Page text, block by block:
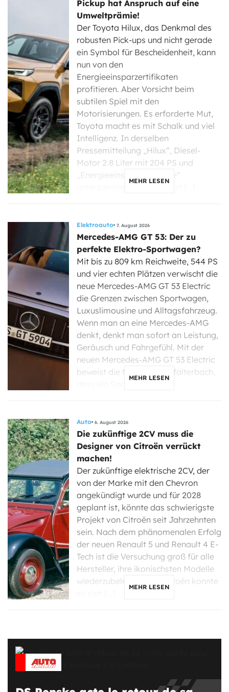
Pickup hat Anspruch auf eine
Umweltprämie!
Der Toyota Hilux, das Denkmal des
robusten Pick-ups und nicht gerade
ein Symbol für Bescheidenheit, kann
nun von den
Energieeinsparzertifikaten
profitieren. Aber Vorsicht beim
subtilen Spiel mit den
Motorisierungen. Es erforderte Mut,
Toyota macht es mit Schalk und viel
Intelligenz. In derselben
Pressemitteilung „Hilux“, Diesel-
Motor 2.8 Liter mit 204 PS und
„Energieeinsparzertifikate“
MEHR LESEN
Elektroauto 7. August 2026
Mercedes-AMG GT 53: Der zu
perfekte Elektro-Sportwagen?
Mit bis zu 809 km Reichweite, 544 PS
und vier echten Plätzen verwischt die
neue Mercedes-AMG GT 53 Electric
die Grenzen zwischen Sportwagen,
Luxuslimousine und Alltagsfahrzeug.
Wenn man an eine Mercedes-AMG
denkt, denkt man sofort an Leistung,
Geräusch und Fahrgefühl. Mit der
neuen Mercedes-AMG GT 53 Electric
beweist die Marke aus Affalterbach,
MEHR LESEN
Auto 6. August 2026
Die zukünftige 2CV muss die
Designer von Citroën verrückt
machen!
Der zukünftige elektrische 2CV, der
von der Marke mit den Chevron
angekündigt wurde und für 2028
geplant ist, könnte das schwierigste
Projekt von Citroën seit Jahrzehnten
sein. Nach dem phänomenalen Erfolg
der neuen Renault 5 und Renault 4 E-
Tech ist die Versuchung groß für alle
Hersteller, ihre ikonischsten Modelle
wiederzubeleben, und Citroën konnte
MEHR LESEN